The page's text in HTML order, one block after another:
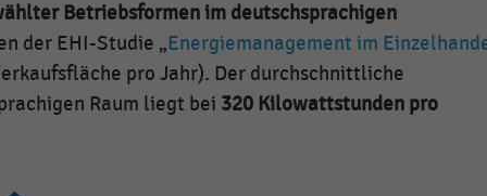
Betriebsformen im deutschsprachigen
der EHI-Studie „Energiemanagement im
pro Jahr). Der durchschnittliche
Raum liegt bei 320 Kilowattstunden pro